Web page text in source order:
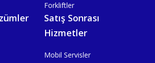
Forkliftler
Satış Sonrası
Hizmetler
Mobil Servisler